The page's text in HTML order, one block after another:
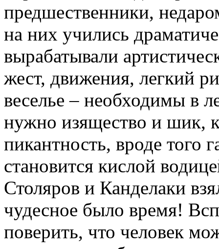
предшественники,
на них учились
вырабатывали
жест, движения, легкий
веселье – необходимы в
нужно изящество и шик,
пикантность, вроде того
становится кислой
Столяров и Канделаки
чудесное было время!
поверить, что человек